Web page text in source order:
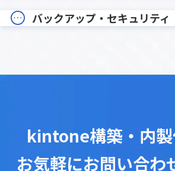
バックアップ・セキュリティ
kintone構築・内
お気軽にお問い合わ